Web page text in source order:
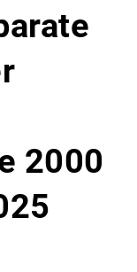
2000